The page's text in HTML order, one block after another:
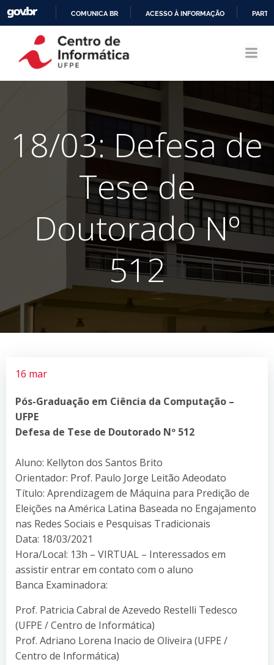
CONTEÚDO
COMUNICA BR ACESSO À INFORMAÇÃO
18/03: Defesa de
Tese de
Doutorado Nº
512
16 mar
Pós-Graduação em Ciência da Computação –
UFPE
Defesa de Tese de Doutorado Nº 512
Aluno: Kellyton dos Santos Brito
Orientador: Prof. Paulo Jorge Leitão Adeodato
Título: Aprendizagem de Máquina para Predição de
Eleições na América Latina Baseada no Engajamento
nas Redes Sociais e Pesquisas Tradicionais
Data: 18/03/2021
Hora/Local: 13h – VIRTUAL – Interessados em
assistir entrar em contato com o aluno
Banca Examinadora:
Prof. Patricia Cabral de Azevedo Restelli Tedesco
(UFPE / Centro de Informática)
Prof. Adriano Lorena Inacio de Oliveira (UFPE /
Centro de Informática)